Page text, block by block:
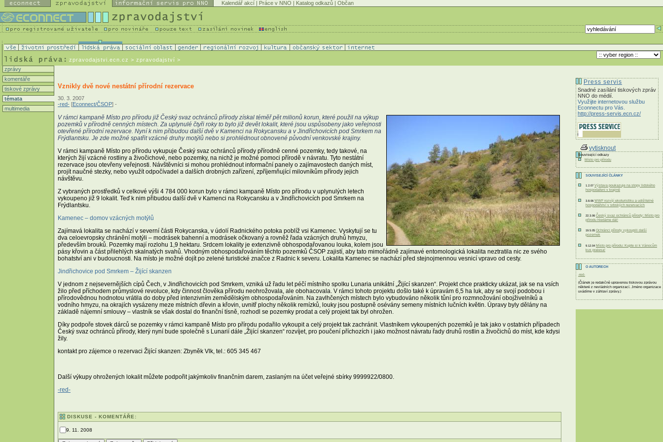
Kalendář akcí | Práce v NNO | Katalog odkazů | Občan
zpravodajstvi.ecn.cz > zpravodajství >
zprávy
komentáře
tiskové zprávy
témata
multimedia
Vznikly dvě nové nestátní přírodní rezervace
30. 3. 2007
-red- [Econnect/ČSOP] -
V rámci kampaně Místo pro přírodu již Český svaz ochránců přírody získal téměř pět milionů korun, které použil na výkup
pozemků v přírodně cenných místech. Za uplynulé čtyři roky to bylo již devět lokalit, které jsou uspůsobeny jako veřejnosti
otevřené přírodní rezervace. Nyní k nim přibudou další dvě v Kamenci na Rokycansku a v Jindřichovicích pod Smrkem na
Frýdlantsku. Je zde možné spatřit vzácné druhy motýlů nebo si prohlédnout obnovené původní venkovské krajiny.
V rámci kampaně Místo pro přírodu vykupuje Český svaz ochránců přírody přírodně cenné pozemky, tedy takové, na
kterých žijí vzácné rostliny a živočichové, nebo pozemky, na nichž je možné pomoci přírodě v návratu. Tyto nestátní
rezervace jsou otevřeny veřejnosti. Návštěvníci si mohou prohlédnout informační panely o zajímavostech daných míst,
projít naučné stezky, nebo využít odpočívadel a dalších drobných zařízení, zpříjemňující milovníkům přírody jejich
návštěvu.
Z vybraných prostředků v celkové výši 4 784 000 korun bylo v rámci kampaně Místo pro přírodu v uplynulých letech
vykoupeno již 9 lokalit. Teď k nim přibudou další dvě v Kamenci na Rokycansku a v Jindřichovicích pod Smrkem na
Frýdlantsku.
Kamenec – domov vzácných motýlů
Zajímavá lokalita se nachází v severní části Rokycanska, v údolí Radnického potoka poblíž vsi Kamenec. Vyskytují se tu
dva celoevropsky chránění motýli – modrásek bahenní a modrásek očkovaný a rovněž řada vzácných druhů hmyzu,
především brouků. Pozemky mají rozlohu 1,9 hektaru. Srdcem lokality je extenzivně obhospodařovanou louka, kolem jsou
pásy křovin a část přilehlých skalnatých svahů. Vhodným obhospodařováním těchto pozemků ČSOP zajistí, aby tato mimořádně zajímavé entomologická lokalita neztratila nic ze svého
bohatství ani v budoucnosti. Na místo je možné dojít po zelené turistické značce z Radnic k severu. Lokalita Kamenec se nachází před stejnojmennou vesnicí vpravo od cesty.
Jindřichovice pod Smrkem – Žijící skanzen
V jednom z nejsevernějších cípů Čech, v Jindřichovicích pod Smrkem, vzniká už řadu let péčí místního spolku Lunaria unikátní „Žijící skanzen“. Projekt chce prakticky ukázat, jak se na vsích
žilo před příchodem průmyslové revoluce, kdy činnost člověka přírodu neohrožovala, ale obohacovala. V rámci tohoto projektu došlo také k úpravám 6,5 ha luk, aby se svojí podobou i
přírodovědnou hodnotou vrátila do doby před intenzivním zemědělským obhospodařováním. Na zavlhčených místech bylo vybudováno několik tůní pro rozmnožování obojživelníků a
vodního hmyzu, na okrajích vysázeny meze místních dřevin a křovin, uvnitř plochy několik remízků, louky jsou postupně osévány semeny místních lučních květin. Úpravy byly dělány na
základě nájemní smlouvy – vlastník se však dostal do finanční tísně, rozhodl se pozemky prodat a celý projekt tak byl ohrožen.
Díky podpoře stovek dárců se pozemky v rámci kampaně Místo pro přírodu podařilo vykoupit a celý projekt tak zachránit. Vlastníkem vykoupených pozemků je tak jako v ostatních případech
Český svaz ochránců přírody, který nyní bude společně s Lunarií dále „Žijící skanzen“ rozvíjet, pro poučení příchozích i jako možnost návratu řady druhů rostlin a živočichů do míst, kde kdysi
žily.
kontakt pro zájemce o rezervaci Žijící skanzen: Zbyněk Vlk, tel.: 605 345 467
Další výkupy ohrožených lokalit můžete podpořit jakýmkoliv finančním darem, zaslaným na účet veřejné sbírky 9999922/0800.
-red-
DISKUSE - KOMENTÁŘE:
9. 11. 2008
Press servis
Snadné zasílání tiskových zpráv
NNO do médií.
Využijte internetovou službu
Econnectu pro Vás.
http://press-servis.ecn.cz/
vytisknout
Související odkazy
Místo pro přírodu
SOUVISEJÍCÍ ČLÁNKY
1.2.07 Výstava poukazuje na stopy lidského
hospodaření v krajině
3.8.06 WWF rozvíjí ekoturistiku a udržitelné
hospodářství v srbských rezervacích
22.3.06 Český svaz ochránců přírody: Místo pro
přírodu hledáme dál!
19.5.05 Ochránci přírody vykoupili další
pozemek
9.12.04 Místo pro přírodu: Kupte si k Vánocům
kus pralesa!
O AUTORECH
-red-
(Článek je redakčně upravenou tiskovou zprávou
některé z nevládních organizací. Jméno organizace
uvádíme v záhlaví zprávy.)